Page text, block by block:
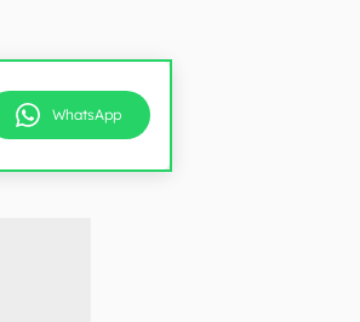
WhatsApp